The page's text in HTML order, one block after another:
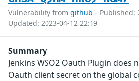
Vulnerability from github – Published:
Updated: 2023-04-12 22:19
Summary
Jenkins WSO2 Oauth Plugin does
Oauth client secret on the global